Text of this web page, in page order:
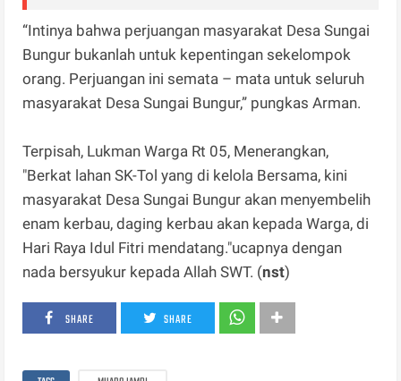
“Intinya bahwa perjuangan masyarakat Desa Sungai
Bungur bukanlah untuk kepentingan sekelompok
orang. Perjuangan ini semata – mata untuk seluruh
masyarakat Desa Sungai Bungur,” pungkas Arman.
Terpisah, Lukman Warga Rt 05, Menerangkan,
"Berkat lahan SK-Tol yang di kelola Bersama, kini
masyarakat Desa Sungai Bungur akan menyembelih
enam kerbau, daging kerbau akan kepada Warga, di
Hari Raya Idul Fitri mendatang."ucapnya dengan
nada bersyukur kepada Allah SWT. (nst)
SHARE SHARE